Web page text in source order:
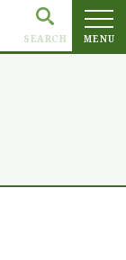
SEARCH MENU